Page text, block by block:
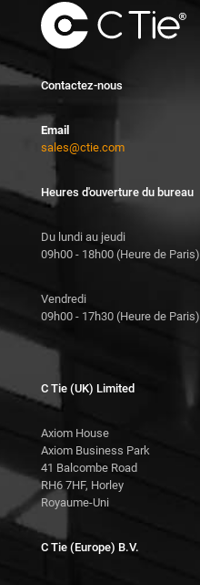
Contactez-nous
Email
sales@ctie.com
Heures d'ouverture du bureau
Du lundi au jeudi
09h00 - 18h00 (Heure de Paris)
Vendredi
09h00 - 17h30 (Heure de Paris)
C Tie (UK) Limited
Axiom House
Axiom Business Park
41 Balcombe Road
RH6 7HF, Horley
Royaume-Uni
C Tie (Europe) B.V.